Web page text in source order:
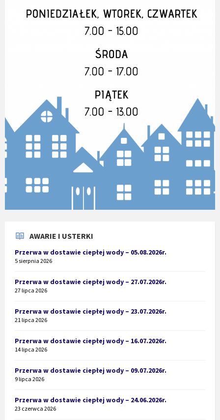
AWARIE I USTERKI
Przerwa w dostawie ciepłej wody – 05.08.2026r.
5 sierpnia 2026
Przerwa w dostawie ciepłej wody – 27.07.2026r.
27 lipca 2026
Przerwa w dostawie ciepłej wody – 23.07.2026r.
21 lipca 2026
Przerwa w dostawie ciepłej wody – 16.07.2026r.
14 lipca 2026
Przerwa w dostawie ciepłej wody – 09.07.2026r.
9 lipca 2026
Przerwa w dostawie ciepłej wody – 24.06.2026r.
23 czerwca 2026